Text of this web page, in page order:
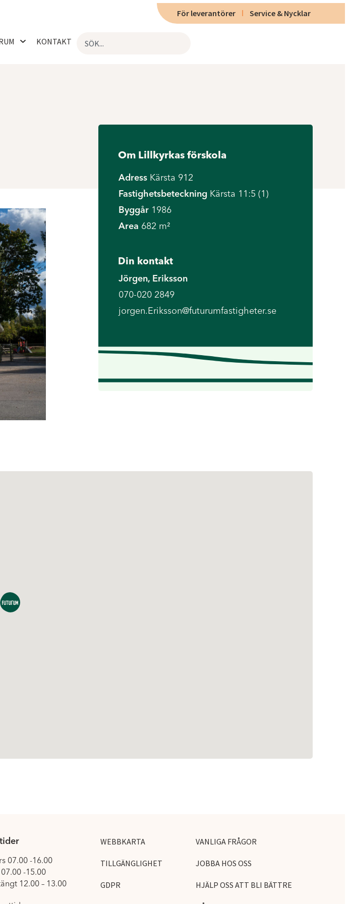
KONTAKT
För leverantörer Service & Nycklar
Om Lillkyrkas förskola
Adress Kärsta 912
Fastighetsbeteckning Kärsta 11:5 (1)
Byggår 1986
Area 682 m²
Din kontakt
Jörgen, Eriksson
070-020 2849
jorgen.Eriksson@futurumfastigheter.se
07.00 -16.00
-15.00
12.00 – 13.00
WEBBKARTA
TILLGÄNGLIGHET
GDPR
VANLIGA FRÅGOR
JOBBA HOS OSS
HJÄLP OSS ATT BLI BÄTTRE